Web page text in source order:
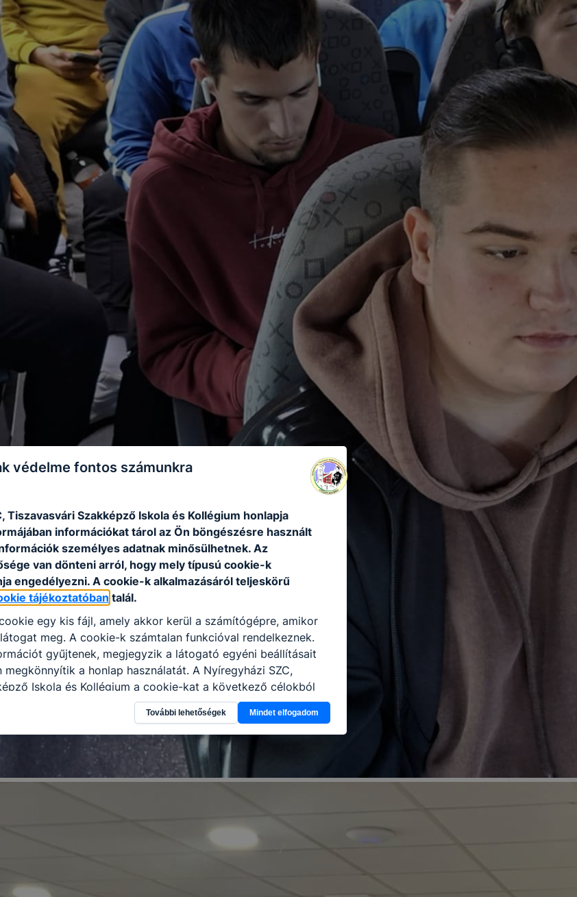
védelme fontos számunkra
Tiszavasvári Szakképző Iskola és Kollégium honlapja
információkat tárol az Ön böngészésre használt
személyes adatnak minősülhetnek. Az
van dönteni arról, hogy mely típusú cookie-k
engedélyezni. A cookie-k alkalmazásáról teljeskörű
tájékoztatóban talál.
egy kis fájl, amely akkor kerül a számítógépre, amikor
meg. A cookie-k számtalan funkcióval rendelkeznek.
gyűjtenek, megjegyzik a látogató egyéni beállításait
megkönnyítik a honlap használatát. A Nyíregyházi SZC,
Iskola és Kollégium a cookie-kat a következő célokból
gyűjtése azzal kapcsolatban, hogyan használja Ön a
hogy a honlap melyik részeit látogatja, vagy
így megtudhatjuk, hogyan biztosítsunk Önnek még jobb
ha ismét meglátogatja oldalunkat, honlap fejlesztése.
és hogyan tudja kikapcsolni a cookie-kat? Minden modern
a cookie-k beállításának a változtatását. A legtöbb
és folyamatainak megkönnyítése vagy lehetővé
megakadályozása vagy törlése által
vagy a honlap a tervezettől eltérően fog működni
További lehetőségek Mindet elfogadom